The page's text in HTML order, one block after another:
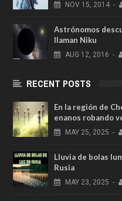
NOV 15, 2014 -
Astrónomos
llaman Niku
AUG 12, 2016 -
RECENT POSTS
En la región de
enanos robando
MAY 25, 2025 -
Lluvia de bolas
Rusia
MAY 23, 2025 -